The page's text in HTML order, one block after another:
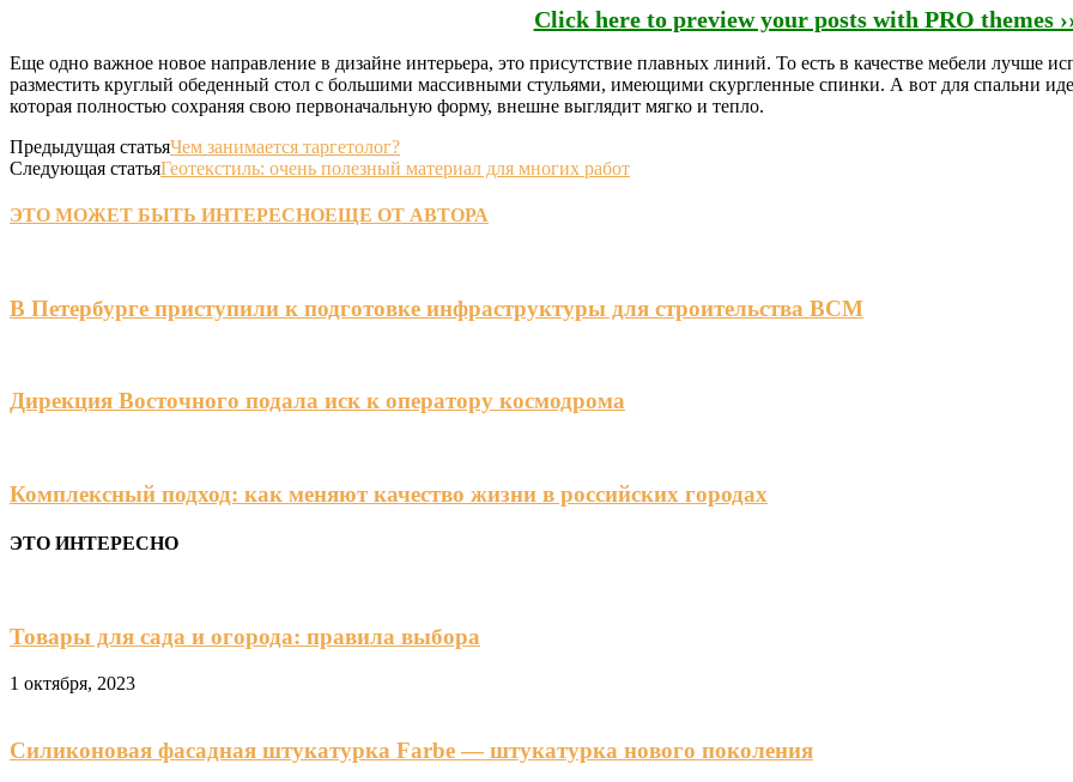
Click here to preview your posts with PRO themes
Еще одно важное новое направление в дизайне интерьера, это присутствие плавных линий. То есть в качестве мебели лучше
разместить круглый обеденный стол с большими массивными стульями, имеющими скургленные спинки. А вот для спальни
которая полностью сохраняя свою первоначальную форму, внешне выглядит мягко и тепло.
Предыдущая статьяЧем занимается таргетолог?
Следующая статьяГеотекстиль: очень полезный материал для многих работ
ЭТО МОЖЕТ БЫТЬ ИНТЕРЕСНОЕЩЕ ОТ АВТОРА
В Петербурге приступили к подготовке инфраструктуры для строительства ВСМ
Дирекция Восточного подала иск к оператору космодрома
Комплексный подход: как меняют качество жизни в российских городах
ЭТО ИНТЕРЕСНО
Товары для сада и огорода: правила выбора
1 октября, 2023
Силиконовая фасадная штукатурка Farbe — штукатурка нового поколения